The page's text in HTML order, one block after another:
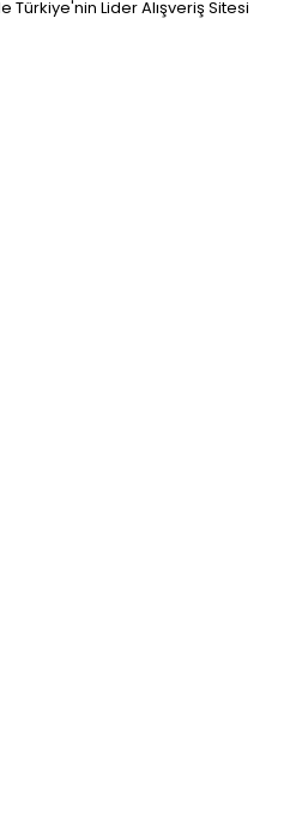
Türkiye'nin Lider Alışveriş Sitesi